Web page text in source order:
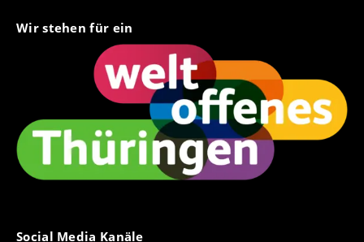
Wir stehen für ein
Social Media Kanäle